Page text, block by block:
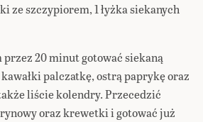
ze szczypiorem, 1 łyżka siekanych
20 minut gotować siekaną
palczatkę, ostrą paprykę oraz
liście kolendry. Przecedzić
oraz krewetki i gotować już